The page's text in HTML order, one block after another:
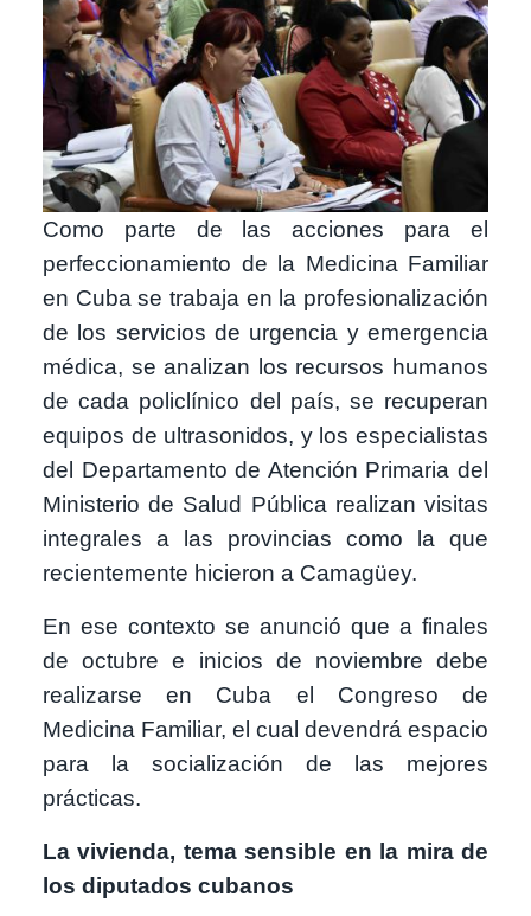
Como parte de las acciones para el
perfeccionamiento de la Medicina Familiar
en Cuba se trabaja en la profesionalización
de los servicios de urgencia y emergencia
médica, se analizan los recursos humanos
de cada policlínico del país, se recuperan
equipos de ultrasonidos, y los especialistas
del Departamento de Atención Primaria del
Ministerio de Salud Pública realizan visitas
integrales a las provincias como la que
recientemente hicieron a Camagüey.
En ese contexto se anunció que a finales
de octubre e inicios de noviembre debe
realizarse en Cuba el Congreso de
Medicina Familiar, el cual devendrá espacio
para la socialización de las mejores
prácticas.
La vivienda, tema sensible en la mira de
los diputados cubanos